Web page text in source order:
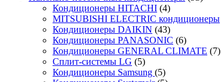
Кондиционеры HITACHI (4)
MITSUBISHI ELECTRIC кондиционеры
Кондиционеры DAIKIN (43)
Кондиционеры PANASONIC (6)
Кондиционеры GENERAL CLIMATE (7)
Сплит-системы LG (5)
Кондиционеры Samsung (5)